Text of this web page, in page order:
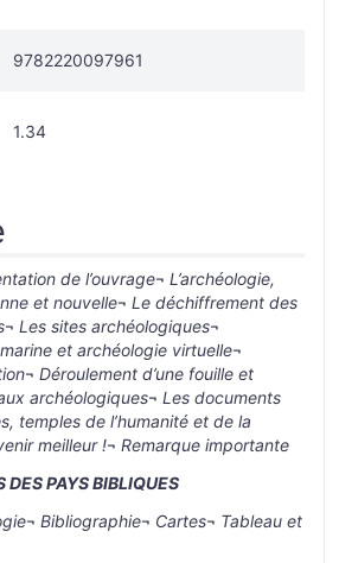
9782220097961
1.34
de l’ouvrage¬ L’archéologie,
et nouvelle¬ Le déchiffrement des
¬ Les sites archéologiques¬
et archéologie virtuelle¬
¬ Déroulement d’une fouille et
archéologiques¬ Les documents
temples de l’humanité et de la
meilleur !¬ Remarque importante
DES PAYS BIBLIQUES
¬ Bibliographie¬ Cartes¬ Tableau et